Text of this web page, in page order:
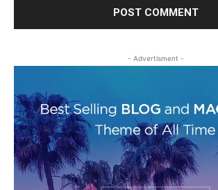
- Advertisment -